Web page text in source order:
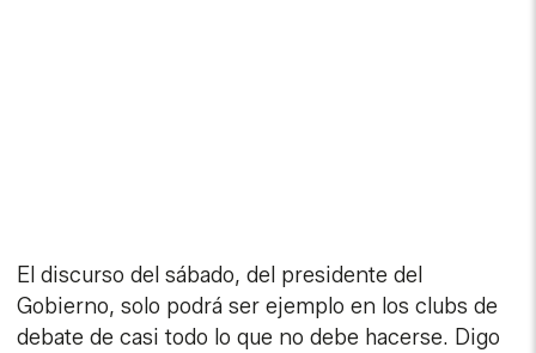
El discurso del sábado, del presidente del
Gobierno, solo podrá ser ejemplo en los clubs de
debate de casi todo lo que no debe hacerse. Digo